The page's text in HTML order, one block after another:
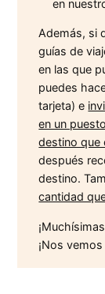
en
Además, si
guías de
en las que
puedes
tarjeta) e
en un
destino que
después
destino.
cantidad
¡Nos